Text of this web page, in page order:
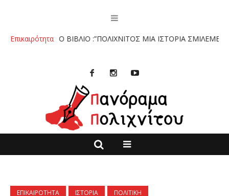
Επικαιρότητα
ΤΟ ΒΙΒΛΙΟ :”ΠΟΛΙΧΝΙΤΟΣ ΜΙΑ ΙΣΤΟΡΙΑ ΣΜΙΛΕΜΕΝΗ ΣΤΗΝ
ΕΠΙΚΑΙΡΟΤΗΤΑ ΙΣΤΟΡΙΑ ΠΟΛΙΤΙΚΗ